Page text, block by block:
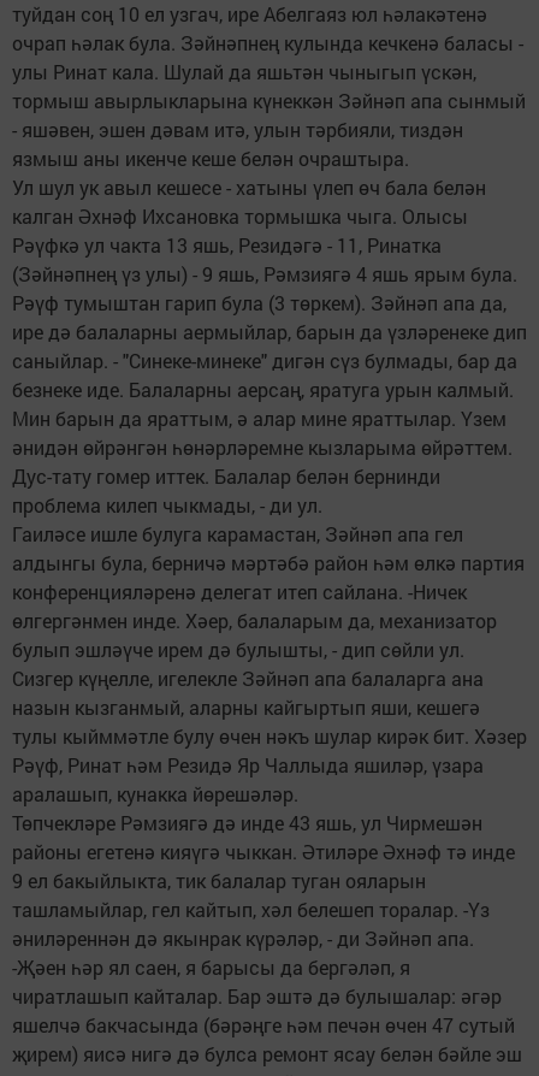
туйдан соң 10 ел узгач, ире Абелгаяз юл һәлакәтенә
очрап һәлак була. Зәйнәпнең кулында кечкенә баласы -
улы Ринат кала. Шулай да яшьтән чыныгып үскән,
тормыш авырлыкларына күнеккән Зәйнәп апа сынмый
- яшәвен, эшен дәвам итә, улын тәрбияли, тиздән
язмыш аны икенче кеше белән очраштыра.
Ул шул ук авыл кешесе - хатыны үлеп өч бала белән
калган Әхнәф Ихсановка тормышка чыга. Олысы
Рәүфкә ул чакта 13 яшь, Резидәгә - 11, Ринатка
(Зәйнәпнең үз улы) - 9 яшь, Рәмзиягә 4 яшь ярым була.
Рәүф тумыштан гарип була (3 төркем). Зәйнәп апа да,
ире дә балаларны аермыйлар, барын да үзләренеке дип
саныйлар. - "Синеке-минеке" дигән сүз булмады, бар да
безнеке иде. Балаларны аерсаң, яратуга урын калмый.
Мин барын да яраттым, ә алар мине яраттылар. Үзем
әнидән өйрәнгән һөнәрләремне кызларыма өйрәттем.
Дус-тату гомер иттек. Балалар белән бернинди
проблема килеп чыкмады, - ди ул.
Гаиләсе ишле булуга карамастан, Зәйнәп апа гел
алдынгы була, берничә мәртәбә район һәм өлкә партия
конференцияләренә делегат итеп сайлана. -Ничек
өлгергәнмен инде. Хәер, балаларым да, механизатор
булып эшләүче ирем дә булышты, - дип сөйли ул.
Сизгер күңелле, игелекле Зәйнәп апа балаларга ана
назын кызганмый, аларны кайгыртып яши, кешегә
тулы кыйммәтле булу өчен нәкъ шулар кирәк бит. Хәзер
Рәүф, Ринат һәм Резидә Яр Чаллыда яшиләр, үзара
аралашып, кунакка йөрешәләр.
Төпчекләре Рәмзиягә дә инде 43 яшь, ул Чирмешән
районы егетенә кияүгә чыккан. Әтиләре Әхнәф тә инде
9 ел бакыйлыкта, тик балалар туган ояларын
ташламыйлар, гел кайтып, хәл белешеп торалар. -Үз
әниләреннән дә якынрак күрәләр, - ди Зәйнәп апа.
-Җәен һәр ял саен, я барысы да бергәләп, я
чиратлашып кайталар. Бар эштә дә булышалар: әгәр
яшелчә бакчасында (бәрәңге һәм печән өчен 47 сутый
җирем) яисә нигә дә булса ремонт ясау белән бәйле эш